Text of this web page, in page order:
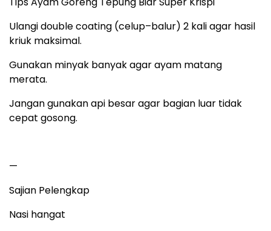
Ulangi double coating (celup–balur) 2 kali agar hasil
kriuk maksimal.
Gunakan minyak banyak agar ayam matang
merata.
Jangan gunakan api besar agar bagian luar tidak
cepat gosong.
—
Sajian Pelengkap
Nasi hangat